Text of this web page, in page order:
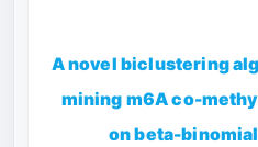
A novel biclustering
mining m6A co-
on beta-